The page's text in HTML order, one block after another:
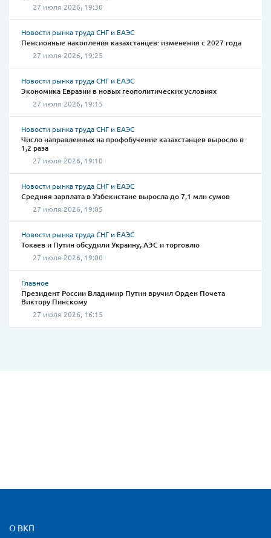
27 июля 2026, 19:30
Новости рынка труда СНГ и ЕАЭС
Пенсионные накопления казахстанцев: изменения с 2027 года
27 июля 2026, 19:25
Новости рынка труда СНГ и ЕАЭС
Экономика Евразии в новых геополитических условиях
27 июля 2026, 19:15
Новости рынка труда СНГ и ЕАЭС
Число направленных на профобучение казахстанцев выросло в
1,2 раза
27 июля 2026, 19:10
Новости рынка труда СНГ и ЕАЭС
Средняя зарплата в Узбекистане выросла до 7,1 млн сумов
27 июля 2026, 19:05
Новости рынка труда СНГ и ЕАЭС
Токаев и Путин обсудили Украину, АЭС и торговлю
27 июля 2026, 19:00
Главное
Президент России Владимир Путин вручил Орден Почета
Виктору Пинскому
27 июля 2026, 16:15
Карта сайта и контактная
О ВКП